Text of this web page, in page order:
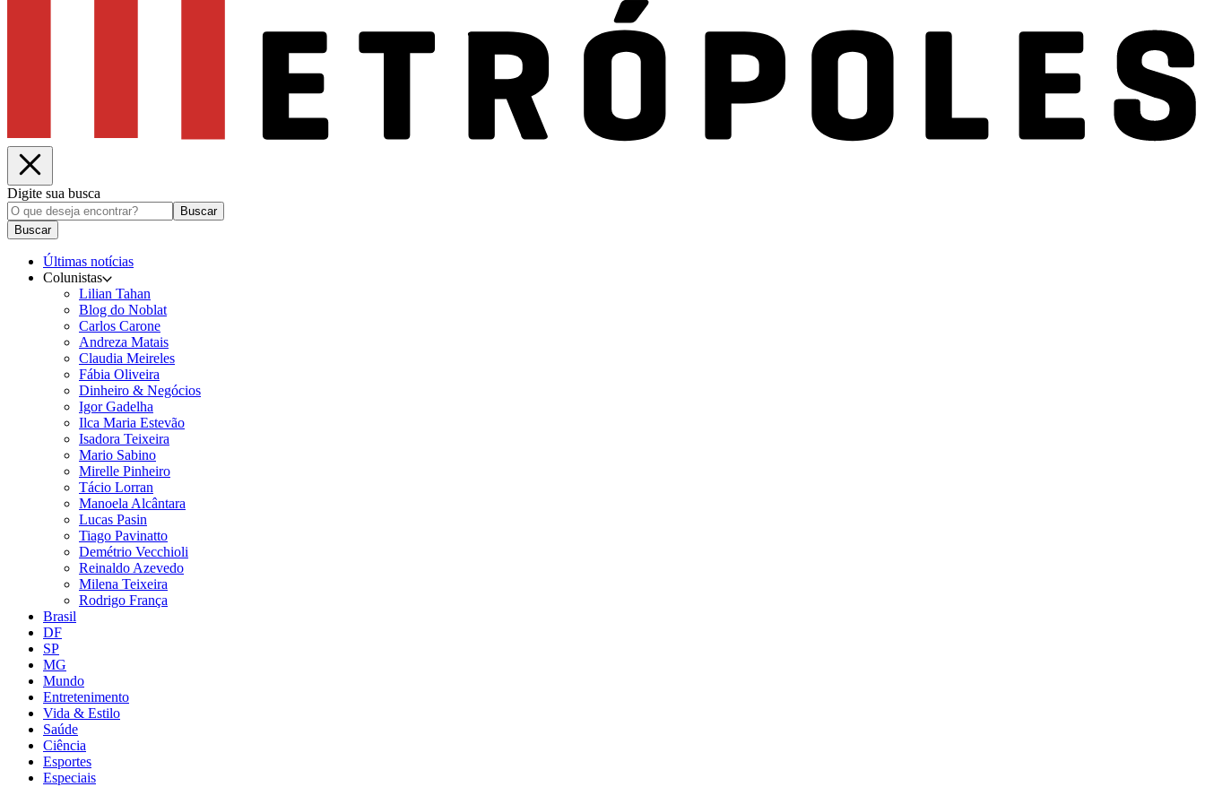
Digite sua busca
Buscar
Buscar
Últimas notícias
Colunistas
Lilian Tahan
Blog do Noblat
Carlos Carone
Andreza Matais
Claudia Meireles
Fábia Oliveira
Dinheiro & Negócios
Igor Gadelha
Ilca Maria Estevão
Isadora Teixeira
Mario Sabino
Mirelle Pinheiro
Tácio Lorran
Manoela Alcântara
Lucas Pasin
Tiago Pavinatto
Demétrio Vecchioli
Reinaldo Azevedo
Milena Teixeira
Rodrigo França
Brasil
DF
SP
MG
Mundo
Entretenimento
Vida & Estilo
Saúde
Ciência
Esportes
Especiais